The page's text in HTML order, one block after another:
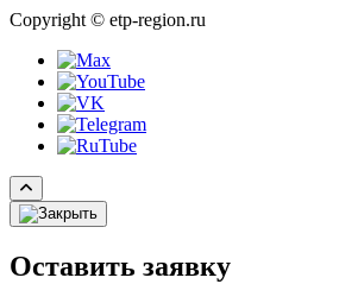
Copyright © etp-region.ru
Оставить заявку